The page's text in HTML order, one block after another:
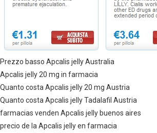
Prezzo basso Apcalis jelly Australia
Apcalis jelly 20 mg in farmacia
Quanto costa Apcalis jelly 20 mg Austria
Quanto costa Apcalis jelly Tadalafil Austria
farmacias venden Apcalis jelly buenos aires
precio de la Apcalis jelly en farmacia